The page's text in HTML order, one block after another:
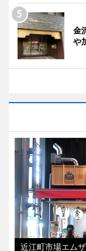
金
や
近江町市場エム